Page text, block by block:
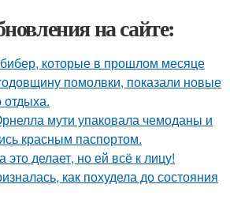
на сайте:
которые в прошлом месяце
помолвки, показали новые
отдыха.
мути упаковала чемоданы и
красным паспортом.
это делает, но ей всё к лицу!
как похудела до состояния